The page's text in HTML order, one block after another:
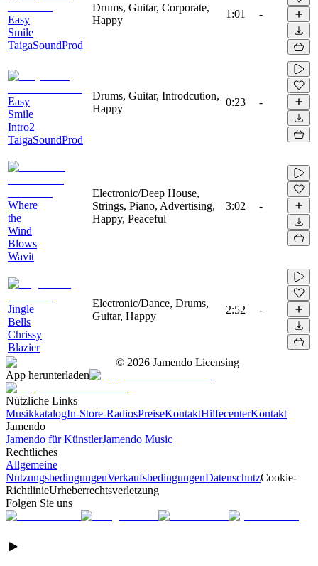
Easy
Smile
TaigaSoundProd
Drums, Guitar, Corporate,
Happy
1:01 -
Easy
Smile
Intro2
TaigaSoundProd
Drums, Guitar, Introdcution,
Happy
0:23 -
Where
the
Wind
Blows
Wavit
Electronic/Deep House,
Strings, Piano, Advertising,
Happy, Peaceful
3:02 -
Jingle
Bells
Chrissy
Blazier
Electronic/Dance, Drums,
Guitar, Happy
2:52 -
© 2026 Jamendo Licensing
App herunterladen
Nützliche Links
MusikkatalogIn-Store-RadiosPreiseKontaktHilfecenterKontakt
Jamendo
Jamendo für KünstlerJamendo Music
Rechtliches
Allgemeine
NutzungsbedingungenVerkaufsbedingungenDatenschutzCookie-
RichtlinieUrheberrechtsverletzung
Folgen Sie uns